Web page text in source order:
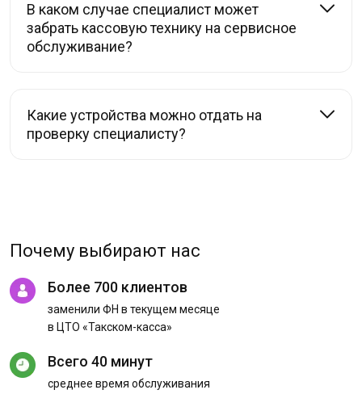
В каком случае специалист может
забрать кассовую технику на сервисное
обслуживание?
Какие устройства можно отдать на
проверку специалисту?
Почему выбирают нас
Более 700 клиентов
заменили ФН в текущем месяце
в ЦТО «Такском-касса»
Всего 40 минут
среднее время обслуживания